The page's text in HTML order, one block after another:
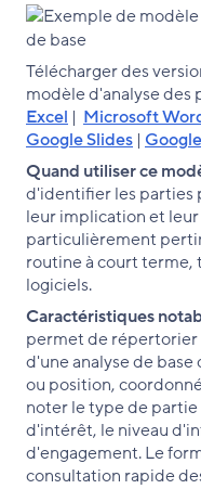
Télécharger des
modèle d'analyse
Excel | Microsoft
Google Slides |
Quand utiliser ce
d'identifier les parties
leur implication et
particulièrement
routine à court terme,
logiciels.
Caractéristiques
permet de répertorier
d'une analyse de
ou position,
noter le type de
d'intérêt, le niveau
d'engagement. Le
consultation rapide